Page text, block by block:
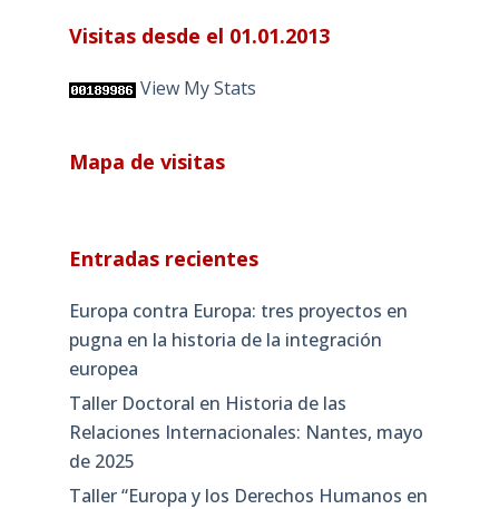
Visitas desde el 01.01.2013
View My Stats
Mapa de visitas
Entradas recientes
Europa contra Europa: tres proyectos en
pugna en la historia de la integración
europea
Taller Doctoral en Historia de las
Relaciones Internacionales: Nantes, mayo
de 2025
Taller “Europa y los Derechos Humanos en